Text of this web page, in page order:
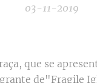
03-11-2019
que se
de"Fragile